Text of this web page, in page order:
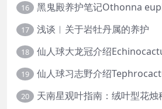
16 黑鬼殿养护笔记Othonna
17 浅谈︱关于岩牡丹属的养护
18 仙人球大龙冠介绍
19 仙人球习志野介绍
20